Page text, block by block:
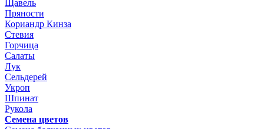
Щавель
Пряности
Кориандр Кинза
Стевия
Горчица
Салаты
Лук
Сельдерей
Укроп
Шпинат
Рукола
Семена цветов